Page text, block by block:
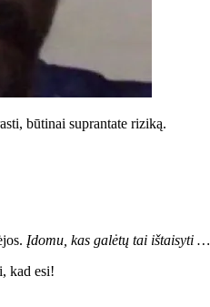
būtinai suprantate riziką.
Įdomu, kas galėtų tai ištaisyti …
kad esi!